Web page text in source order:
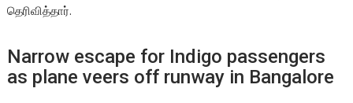
தெரிவித்தார்.
Narrow escape for Indigo passengers
as plane veers off runway in Bangalore